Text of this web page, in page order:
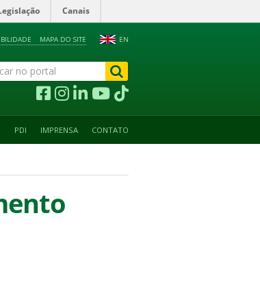
Canais
EN
MAPA DO SITE
PDI IMPRENSA CONTATO